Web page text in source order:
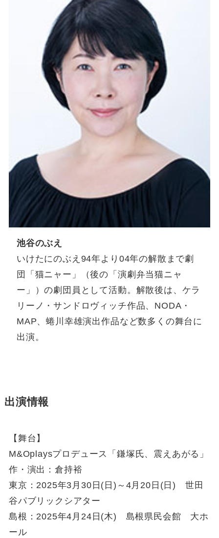
池谷のぶえ
いけたにのぶえ94年より04年の解散まで劇
団「猫ニャー」（後の「演劇弁当猫ニャ
ー」）の劇団員として活動。解散後は、ケラ
リーノ・サンドロヴィッチ作品、NODA・
MAP、蜷川幸雄演出作品など数多くの舞台に
出演。
出演情報
【舞台】
M&Oplaysプロデュース「鎌塚氏、震えあがる」
作・演出：倉持裕
東京：2025年3月30日(日)～4月20日(日) 世田
谷パブリックシアター
島根：2025年4月24日(木) 島根県民会館 大ホ
ール